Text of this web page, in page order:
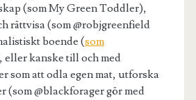
(som My Green Toddler),
rättvisa (som @robjgreenfield
boende (som
eller kanske till och med
som att odla egen mat, utforska
(som @blackforager gör med